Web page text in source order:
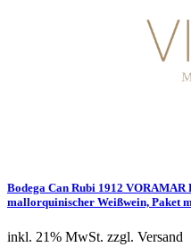
Bodega Can Rubi 1912
mallorquinischer Weißwein, Paket
inkl. 21% MwSt. zzgl. Versand